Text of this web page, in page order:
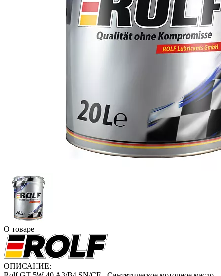
О товаре
ОПИСАНИЕ: